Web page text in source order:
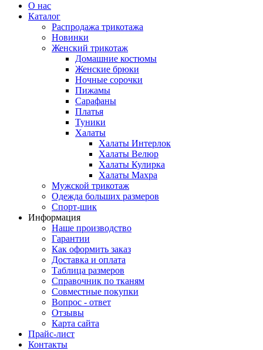
О нас
Каталог
Распродажа трикотажа
Новинки
Женский трикотаж
Домашние костюмы
Женские брюки
Ночные сорочки
Пижамы
Сарафаны
Платья
Туники
Халаты
Халаты Интерлок
Халаты Велюр
Халаты Кулирка
Халаты Махра
Мужской трикотаж
Одежда больших размеров
Спорт-шик
Информация
Наше производство
Гарантии
Как оформить заказ
Доставка и оплата
Таблица размеров
Справочник по тканям
Совместные покупки
Вопрос - ответ
Отзывы
Карта сайта
Прайс-лист
Контакты